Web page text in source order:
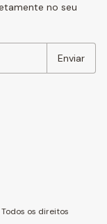
no seu
os direitos